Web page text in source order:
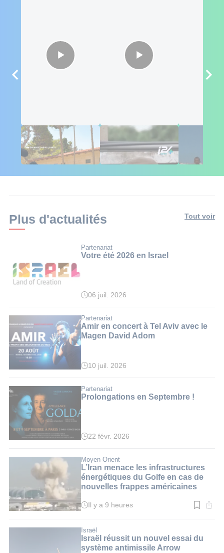
Des influenceurs
africains conquis
par Israël 🇮🇱
Poutine piégé au
Mali
préfèrent
Plus d'actualités Tout voir
Partenariat
Votre été 2026 en Israel
06 juil. 2026
Partenariat
Amir en concert à Tel Aviv avec le
Magen David Adom
10 juil. 2026
Partenariat
Prolongations en Septembre !
22 févr. 2026
Moyen-Orient
L’Iran menace les infrastructures
énergétiques du Golfe en cas de
nouvelles frappes américaines
Temps
:
3
min.
Il y a 9 heures
Israël
Israël réussit un nouvel essai du
système antimissile Arrow